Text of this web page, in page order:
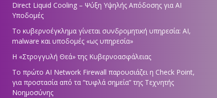
Direct Liquid Cooling – Ψύξη Υψηλής Απόδοσης για AI
Υποδομές
Το κυβερνοέγκλημα γίνεται συνδρομητική υπηρεσία: AI,
malware και υποδομές «ως υπηρεσία»
Η «Στρογγυλή Θεά» της Κυβερνοασφάλειας
Tο πρώτο AI Network Firewall παρουσιάζει η Check Point,
για προστασία από τα “τυφλά σημεία” της Τεχνητής
Νοημοσύνης